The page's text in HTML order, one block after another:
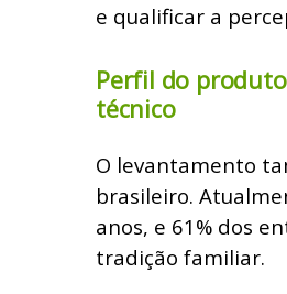
e qualificar a
Perfil do
técnico
O levantamento
brasileiro.
anos, e 61% dos
tradição familiar.